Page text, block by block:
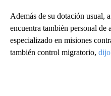
Además de su dotación usual,
encuentra también personal
especializado en misiones
también control migratorio, dijo